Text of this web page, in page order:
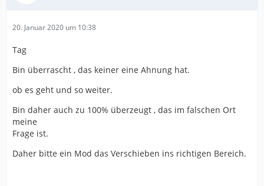
20. Januar 2020 um 10:38
Tag
Bin überrascht , das keiner eine Ahnung hat.
ob es geht und so weiter.
Bin daher auch zu 100% überzeugt , das im falschen Ort
meine
Frage ist.
Daher bitte ein Mod das Verschieben ins richtigen Bereich.